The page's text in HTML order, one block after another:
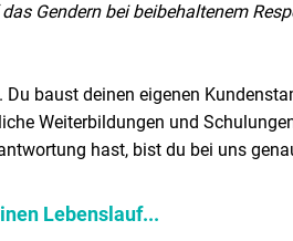
Gendern bei beibehaltenem
baust deinen eigenen
Weiterbildungen und
hast, bist du bei uns
Lebenslauf...